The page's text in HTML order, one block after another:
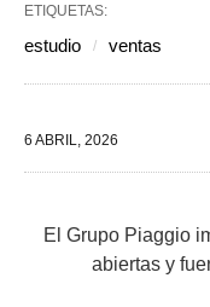
ETIQUETAS:
estudio ventas
6 ABRIL, 2026
El Grupo Piaggio
abiertas y